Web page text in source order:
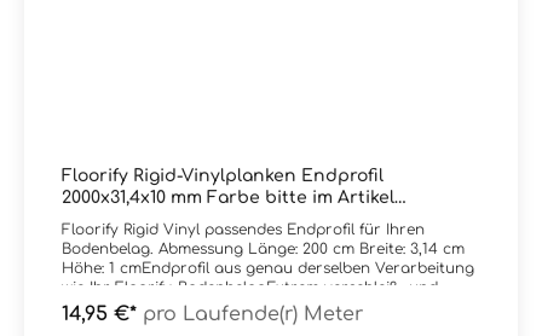
Floorify Rigid-Vinylplanken Endprofil
2000x31,4x10 mm Farbe bitte im Artikel
auswählen
Floorify Rigid Vinyl passendes Endprofil für Ihren
Bodenbelag. Abmessung Länge: 200 cm Breite: 3,14 cm
Höhe: 1 cmEndprofil aus genau derselben Verarbeitung
wie Ihr Floorify-BodenbelagExtrem verschleiß- und
stoßfest - gewünschte Farbe einfach im Artikel
auswählen
14,95 €* pro Laufende(r) Meter